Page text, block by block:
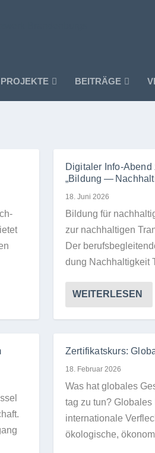
BEITRÄGE
Digitaler Info-
„Bildung —
18. Juni 2026
Bil­dung für
zur nach­hal­ti­gen
Der
dung Nach­hal­tig­keit
WEITERLESEN
Zertifikatskurs:
18. Februar 2026
Was hat glo­ba­les
tag zu tun?
inter­na­tio­nale
öko­lo­gi­sche,